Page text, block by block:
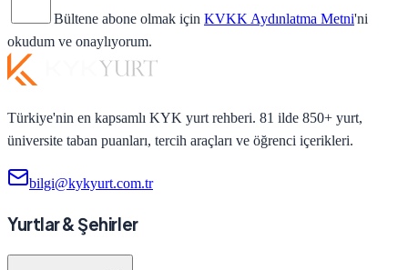
Bültene abone olmak için KVKK Aydınlatma Metni'ni
okudum ve onaylıyorum.
Türkiye'nin en kapsamlı KYK yurt rehberi. 81 ilde 850+ yurt,
üniversite taban puanları, tercih araçları ve öğrenci içerikleri.
bilgi@kykyurt.com.tr
Yurtlar & Şehirler